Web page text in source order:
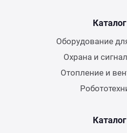
Каталог
Оборудование
Охрана и
Отопление и
Каталог